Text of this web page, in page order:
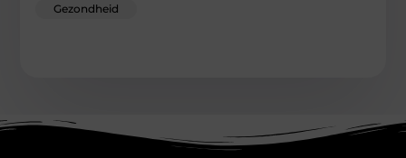
Gezondheid